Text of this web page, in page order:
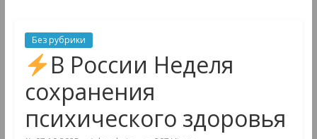
Без рубрики
В России Неделя
сохранения
психического здоровья